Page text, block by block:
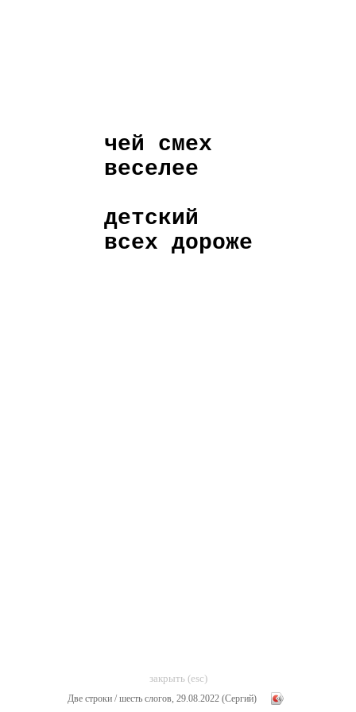
чей смех
веселее
детский
всех дороже
закрыть (esc)
Две строки / шесть слогов, 29.08.2022 (Сергий)